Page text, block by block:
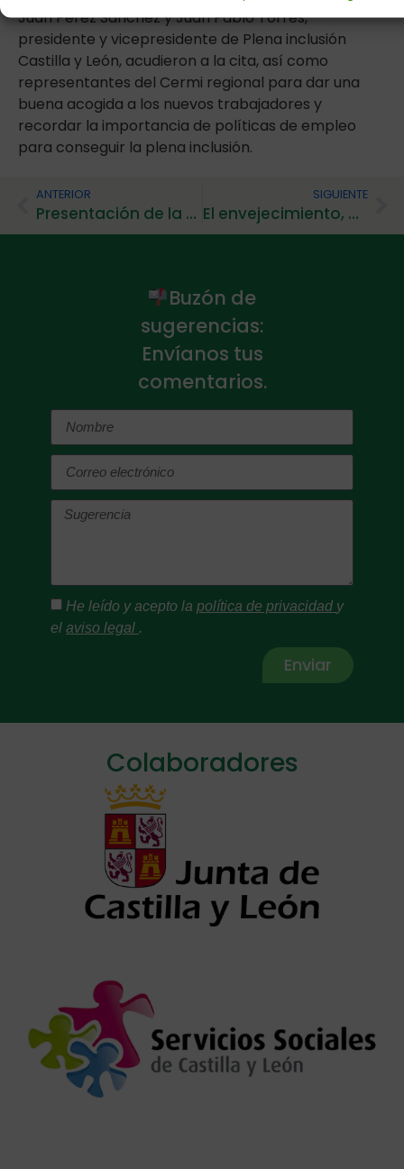
Juan Pérez Sanchez y Juan Pablo Torres,
presidente y vicepresidente de Plena inclusión
Castilla y León, acudieron a la cita, así como
representantes del Cermi regional para dar una
buena acogida a los nuevos trabajadores y
recordar la importancia de políticas de empleo
para conseguir la plena inclusión.
ANTERIOR
Presentación de la segunda parte del estudio «Todos somos todos»
SIGUIENTE
El envejecimiento, protagonista del XXVIII Encuentro de Familias
Buzón de
sugerencias:
Envíanos tus
comentarios.
He leído y acepto la política de privacidad y
el aviso legal
Enviar
Colaboradores